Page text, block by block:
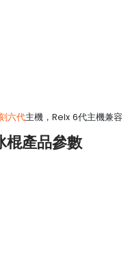
六代主機，Relx 6代主機兼容
產品參數